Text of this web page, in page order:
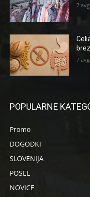
7
7
POPULARNE
Promo
DOGODKI
SLOVENIJA
POSEL
NOVICE